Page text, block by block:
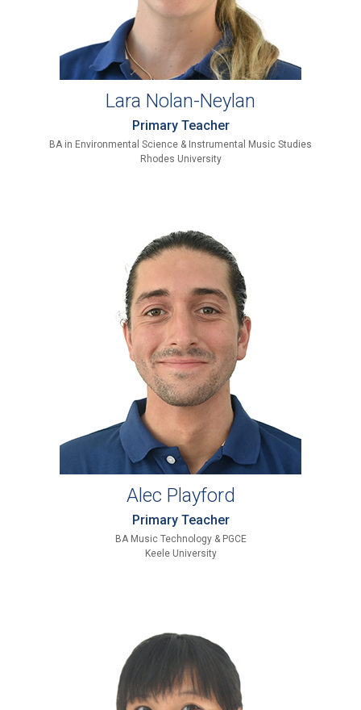
Lara Nolan-Neylan
Primary Teacher
BA in Environmental Science & Instrumental Music Studies
Rhodes University
Alec Playford
Primary Teacher
BA Music Technology & PGCE
Keele University